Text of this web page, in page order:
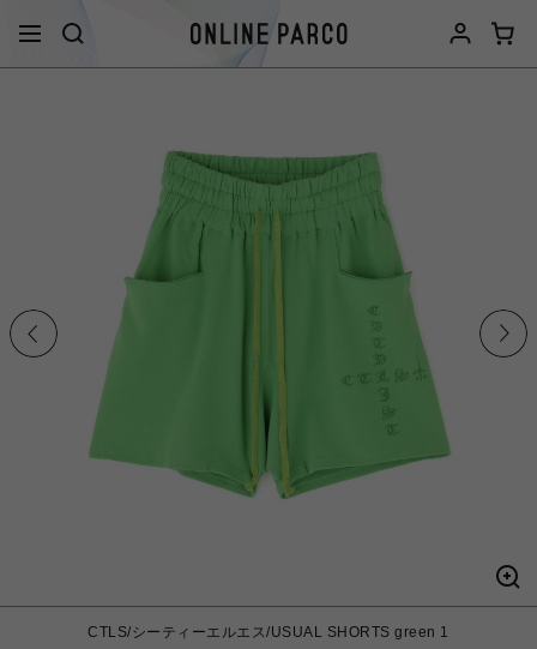
CTLS/シーティーエルエス/USUAL SHORTS green 1